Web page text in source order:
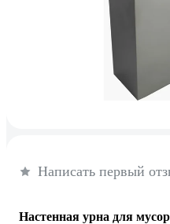
Написать первый
Настенная урна для